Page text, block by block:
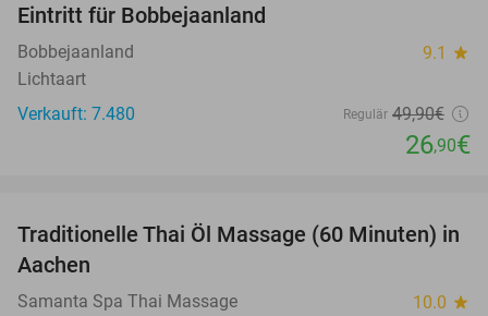
Eintritt für Bobbejaanland
Bobbejaanland 9.1 star
Lichtaart
Verkauft: 7.480
Regulär 49,90€
26,90€
36%
Traditionelle Thai Öl Massage (60 Minuten) in
Aachen
Samanta Spa Thai Massage 10.0 star